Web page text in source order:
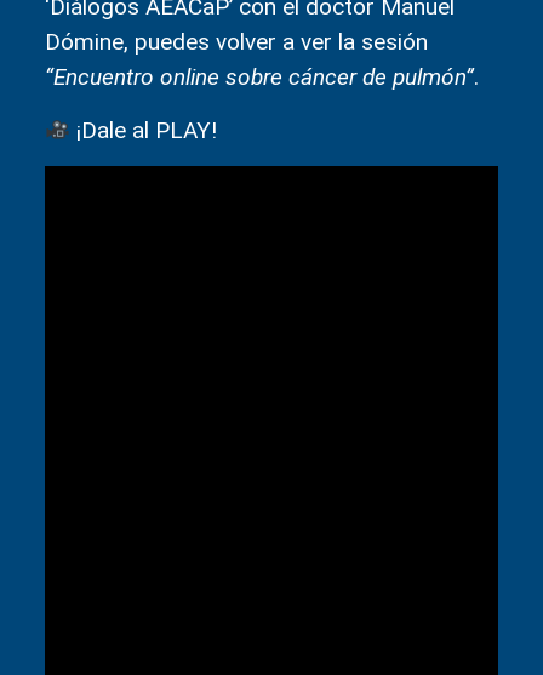
‘Diálogos AEACaP’ con el doctor Manuel
Dómine, puedes volver a ver la sesión
“Encuentro online sobre cáncer de pulmón”.
¡Dale al PLAY!